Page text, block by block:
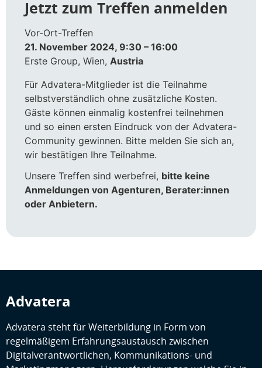
Jetzt zum Treffen anmelden
Vor-Ort-Treffen
21. November 2024, 9:30 – 16:00
Erste Group, Wien, Austria
Für Advatera-Mitglieder ist die Teilnahme
selbstverständlich ohne zusätzliche Kosten.
Gäste können einmalig kostenfrei teilnehmen
und so einen ersten Eindruck von der Advatera-
Community gewinnen. Bitte melden Sie sich an,
wir bestätigen Ihre Teilnahme.
Unsere Treffen sind werbefrei, bitte keine
Anmeldungen von Agenturen, Berater:innen
oder Anbietern.
Advatera
Advatera steht für Weiterbildung in Form von
regelmäßigem Erfahrungsaustausch zwischen
Digitalverantwortlichen, Kommunikations- und